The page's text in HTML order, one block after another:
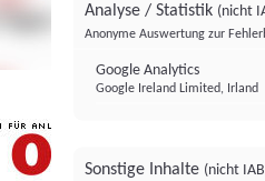
Analyse / Statistik (nicht
Anonyme Auswertung zur
Google Analytics
Google Ireland Limited, Irland
Sonstige Inhalte (nicht